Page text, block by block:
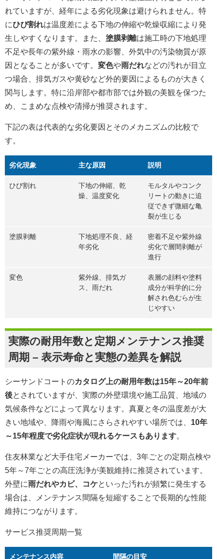
れていますが、経年による劣化現象は避けられません。特
にひび割れは温度差による下地の伸縮や乾燥収縮により発
生しやすくなります。また、 塗膜剥離は施工時の下地処理
不足や長年の紫外線・雨水の影響、外気中の汚染物質が原
因となることが多いです。 変色や雨だれなどの汚れが目立
つ場合、排気ガスや黄砂など外的要因によるものが大きく
関与します。特に沿岸部や都市部では外観の美観を保つた
め、こまめな点検や清掃が推奨されます。
下記の表は代表的な劣化要因とそのメカニズムの比較で
す。
劣化現象 主な原因 説明
ひび割れ
下地の伸縮、乾
燥、温度変化
モルタルやコンク
リートの動きに追
従できず微細な亀
裂が生じる
塗膜剥離
下地処理不良、経
年劣化
密着不足や紫外線
劣化で層間剥離が
進行
変色
紫外線、排気ガ
ス、雨だれ
表層の顔料や塗料
成分が科学的に分
解され色むらが生
じやすい
実際の耐用年数と定期メンテナンス推奨
周期 – 表示寿命と実態の差異を解説
シーサンドコートのカタログ上の耐用年数は15年～20年前
後とされていますが、実際の外壁環境や施工品質、地域の
気候条件などによって異なります。真夏と冬の温度差が大
きい地域や、降雨や海風にさらされやすい場所では、 10年
～15年程度で劣化症状が現れるケースもあります。
住友林業など大手住宅メーカーでは、3年ごとの定期点検や
5年～7年ごとの高圧洗浄が美観維持に推奨されています。
外壁に雨だれやカビ、コケといった汚れが頻繁に発生する
場合は、メンテナンス間隔を短縮することで長期的な性能
維持につながります。
サービス推奨周期一覧
メンテナンス内容 間隔の目安